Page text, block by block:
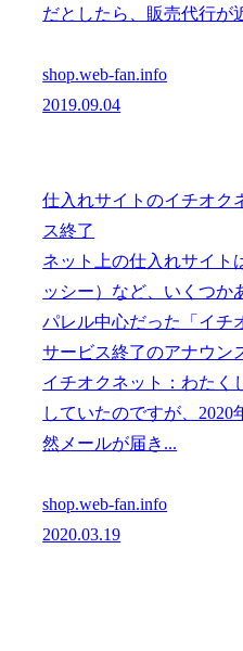
だとしたら、販売代行が
shop.web-fan.info
2019.09.04
仕入れサイトのイチオク
ス終了
ネット上の仕入れサイト
ッシー）など、いくつか
パレル中心だった「イチ
サービス終了のアナウン
イチオクネット：わたく
していたのですが、2020
然メールが届き...
shop.web-fan.info
2020.03.19